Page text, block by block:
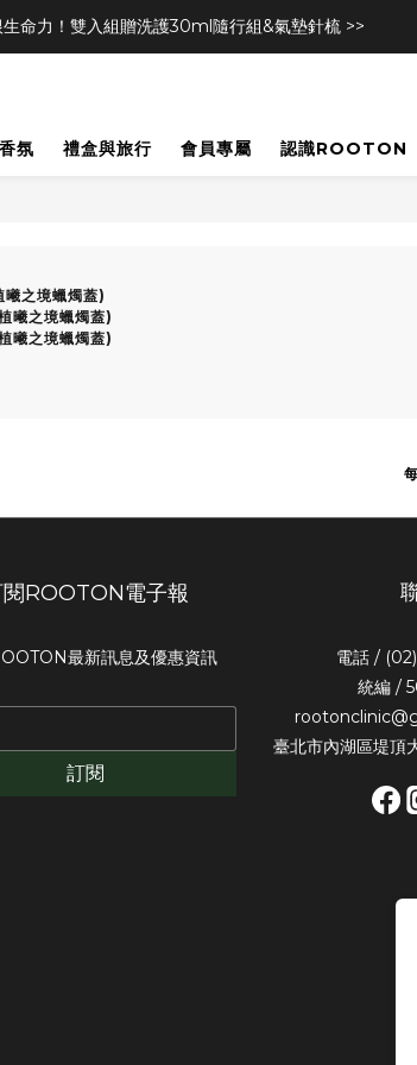
命力！雙入組贈洗護30ml隨行組&氣墊針梳 >>
氛 禮盒與旅行 會員專屬 認識ROOTON
曦之境蠟燭蓋)
曦之境蠟燭蓋)
曦之境蠟燭蓋)
ROOTON電子報
最新訊息及優惠資訊
訂閱
電話 /
統編 /
臺北市內湖區堤頂